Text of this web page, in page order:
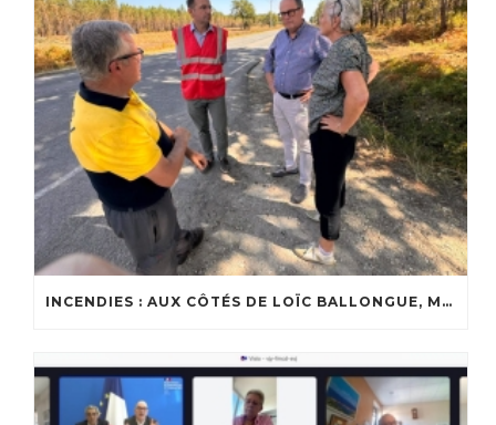
INCENDIES : AUX CÔTÉS DE LOÏC BALLONGUE, MAIRE DE LANTON